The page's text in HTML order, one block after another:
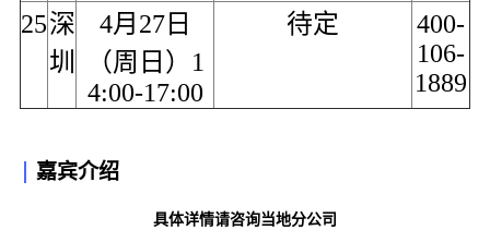
25深
圳
4月27日
（周日）1
4:00-17:00
待定
400-
106-
1889
嘉宾介绍
具体详情请咨询当地分公司